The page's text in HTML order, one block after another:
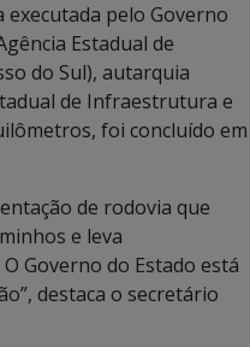
pelo Governo
Estadual de
do Sul), autarquia
de Infraestrutura e
foi concluído em
de rodovia que
e leva
Governo do Estado está
destaca o secretário